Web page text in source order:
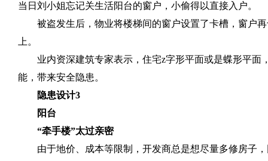
当日刘小姐忘记关生活阳台的窗户，小偷得以直接入户。
被盗发生后，物业将楼梯间的窗户设置了卡槽，窗户
上。
业内资深建筑专家表示，住宅z字形平面或是蝶形平面
能，带来安全隐患。
隐患设计3
阳台
“牵手楼”太过亲密
由于地价、成本等限制，开发商总是想尽量多修房子